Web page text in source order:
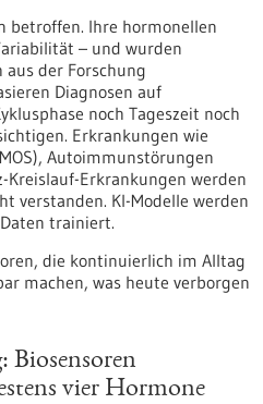
betroffen. Ihre hormonellen
– und wurden
der Forschung
Diagnosen auf
noch Tageszeit noch
Erkrankungen wie
Autoimmunstörungen
Erkrankungen werden
verstanden. KI-Modelle werden
trainiert.
die kontinuierlich im Alltag
machen, was heute verborgen
Biosensoren
vier Hormone